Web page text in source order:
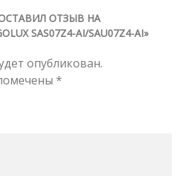
ОТЗЫВ НА
SAS07Z4-AI/SAU07Z4-AI»
опубликован.
*